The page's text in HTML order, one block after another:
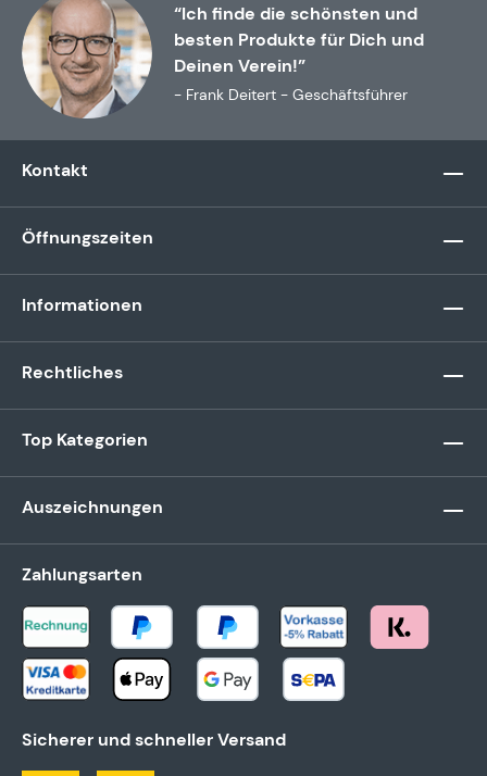
“Ich finde die schönsten und
besten Produkte für Dich und
Deinen Verein!”
- Frank Deitert - Geschäftsführer
Kontakt
Öffnungszeiten
Informationen
Rechtliches
Top Kategorien
Auszeichnungen
Zahlungsarten
Sicherer und schneller Versand